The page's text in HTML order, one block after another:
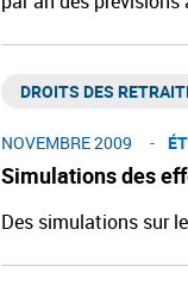
Simulations des
DROITS DES
NOVEMBRE 2009
Des simulations sur